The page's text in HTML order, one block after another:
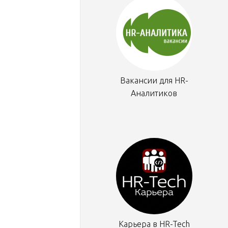
Вакансии для HR-
Аналитиков
Карьера в HR-Tech